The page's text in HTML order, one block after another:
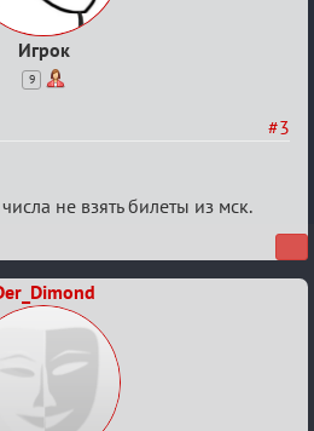
Игрок
9
#3
не взять билеты из мск.